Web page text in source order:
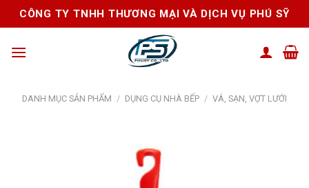
Skip
to
CÔNG TY TNHH THƯƠNG MẠI VÀ DỊCH VỤ PHÚ SỸ
DANH MỤC SẢN PHẨM / DỤNG CỤ NHÀ BẾP / VÁ, SẠN, VỢT LƯỚI